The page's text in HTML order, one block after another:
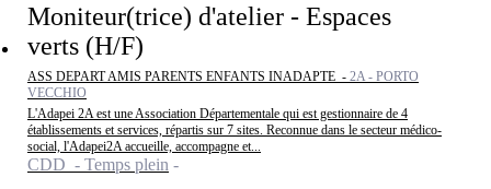
Moniteur(trice) d'atelier - Espaces
verts (H/F)
ASS DEPART AMIS PARENTS ENFANTS INADAPTE - 2A - PORTO
VECCHIO
L'Adapei 2A est une Association Départementale qui est gestionnaire de 4
établissements et services, répartis sur 7 sites. Reconnue dans le secteur médico-
social, l'Adapei2A accueille, accompagne et...
CDD - Temps plein